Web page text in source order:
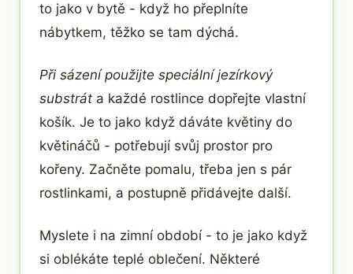
to jako v bytě - když ho přeplníte
nábytkem, těžko se tam dýchá.
Při sázení použijte speciální jezírkový
substrát a každé rostlince dopřejte vlastní
košík. Je to jako když dáváte květiny do
květináčů - potřebují svůj prostor pro
kořeny. Začněte pomalu, třeba jen s pár
rostlinkami, a postupně přidávejte další.
Myslete i na zimní období - to je jako když
si oblékáte teplé oblečení. Některé